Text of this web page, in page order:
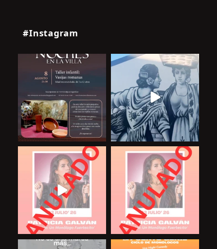
#Instagram